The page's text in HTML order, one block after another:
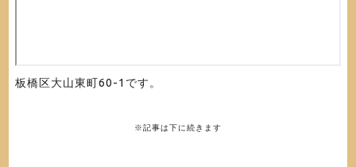
板橋区大山東町60-1です。
※記事は下に続きます